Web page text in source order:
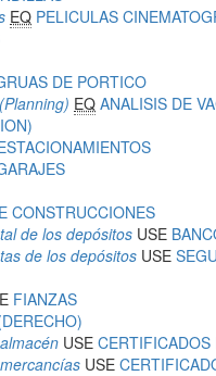
EQ PELICULAS
DE PORTICO
EQ ANALISIS DE
CONSTRUCCIONES
de los depósitos USE
de los depósitos USE
FIANZAS
USE CERTIFICADOS
USE